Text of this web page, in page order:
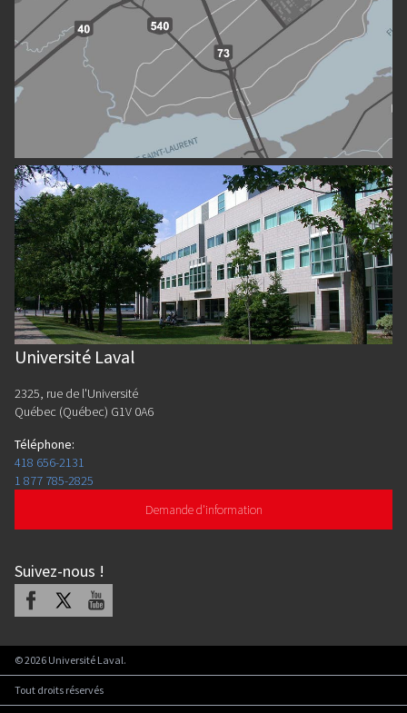
Université Laval
2325, rue de l'Université
Québec (Québec) G1V 0A6
Téléphone:
418 656-2131
1 877 785-2825
Demande d'information
Suivez-nous !
Facebook Youtube
©2026 Université Laval.
Tout droits réservés